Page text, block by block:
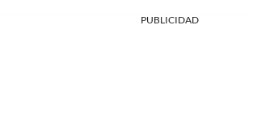
PUBLICIDAD